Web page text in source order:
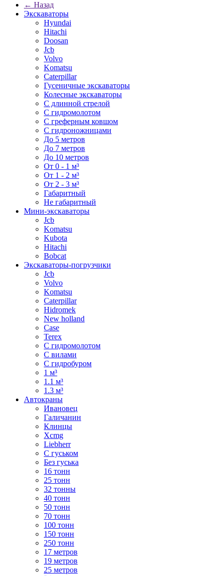
← Назад
Экскаваторы
Hyundai
Hitachi
Doosan
Jcb
Volvo
Komatsu
Caterpillar
Гусеничные экскаваторы
Колесные экскаваторы
С длинной стрелой
С гидромолотом
С греферным ковшом
С гидроножницами
До 5 метров
До 7 метров
До 10 метров
От 0 - 1 м³
От 1 - 2 м³
От 2 - 3 м³
Габаритный
Не габаритный
Мини-экскаваторы
Jcb
Komatsu
Kubota
Hitachi
Bobcat
Экскаваторы-погрузчики
Jcb
Volvo
Komatsu
Caterpillar
Hidromek
New holland
Case
Terex
С гидромолотом
С вилами
С гидробуром
1 м³
1.1 м³
1.3 м³
Автокраны
Ивановец
Галичанин
Клинцы
Xcmg
Liebherr
С гуськом
Без гуська
16 тонн
25 тонн
32 тонны
40 тонн
50 тонн
70 тонн
100 тонн
150 тонн
250 тонн
17 метров
19 метров
25 метров